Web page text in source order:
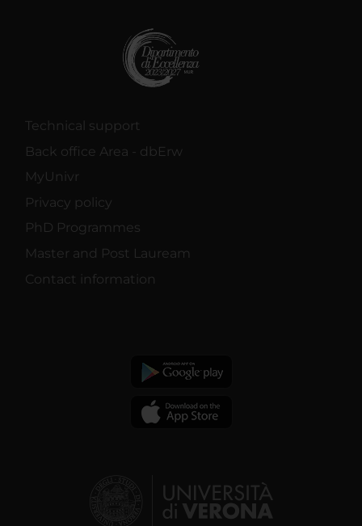
Technical support
Back office Area - dbErw
MyUnivr
Privacy policy
PhD Programmes
Master and Post Lauream
Contact information